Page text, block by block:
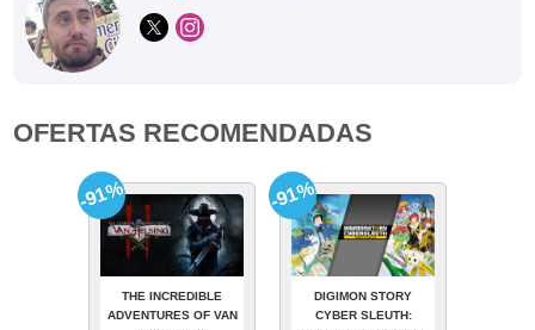
OFERTAS RECOMENDADAS
THE INCREDIBLE
ADVENTURES OF VAN
-91%
DIGIMON STORY
CYBER SLEUTH:
-91%